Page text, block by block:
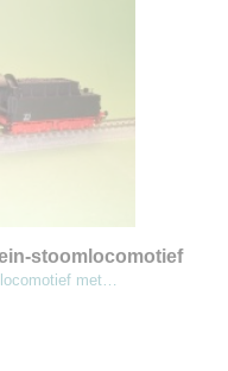
stoomlocomotief
met…